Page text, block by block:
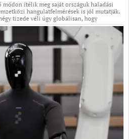
ítélik meg saját országuk haladási
hangulatfelmérések is jól mutatják.
tizede véli úgy globálisan, hogy